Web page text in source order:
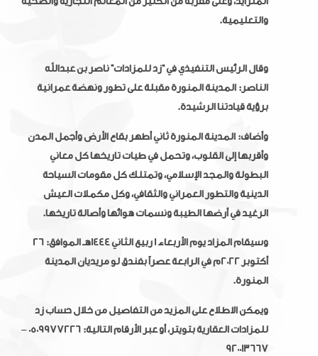
والتعليمية.
وقال الرئيس التنفيذي في “زد للمزادات” ناصر بن عبدالله
الناصر: المدينة المنورة مقبلة على تطور ونهضة عمرانية
برؤية قيادتنا الرشيدة.
وأضاف: المدينة المنورة ثاني أطهر بقاع الأرض وأجمل المدن
وأقربها إلى القلوب، وتحمل في طيات تاريخها كل معاني
البطولة والمجد الإسلامي، وتمتلك كل مقومات السياحة
الدينية والتطور العمراني والثقافي، وكل مكملات العيش
الرغيد في أرضها الطيبة ونسمات هوائها وأصالة تاريخها.
وسيقام المزاد يوم الأربعاء 1 ربيع الثاني 1444هـ الموافق: 26
أكتوبر 2022م في الرابعة عصراً بفندق لو مريديان المدينة
المنورة.
ويمكن الاطلاع على المزيد من التفاصيل من خلال حساب زد
للمزادات العقارية بتويتر، أو عبر الأرقام التالية: 0509977226 –
920013667